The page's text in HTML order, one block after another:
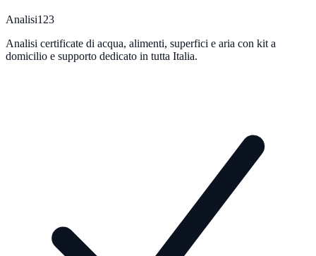
Analisi123
Analisi certificate di acqua, alimenti, superfici e aria con kit a
domicilio e supporto dedicato in tutta Italia.